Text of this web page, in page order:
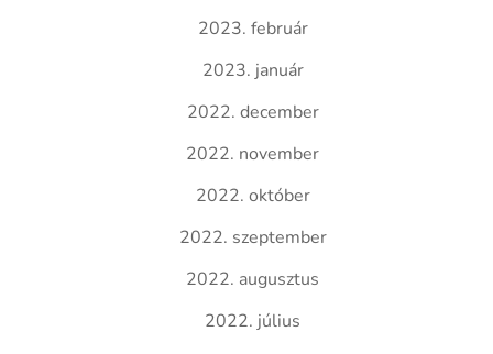
2023. február
2023. január
2022. december
2022. november
2022. október
2022. szeptember
2022. augusztus
2022. július